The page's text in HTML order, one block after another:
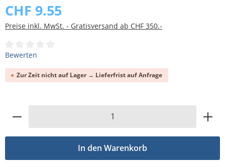
CHF 9.55
Preise inkl. MwSt. - Gratisversand ab CHF 350.-
Durchschnittliche Bewertung von 0 von 5 Sternen
Bewerten
Zur Zeit nicht auf Lager → Lieferfrist auf Anfrage
Produkt Anzahl: Gib den gewünschten
In den Warenkorb